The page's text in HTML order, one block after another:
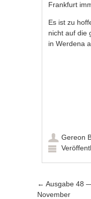
Frankfurt
Es ist zu
nicht auf die
in Werdena
Gereon
Artikel-
← Ausgabe 48
November